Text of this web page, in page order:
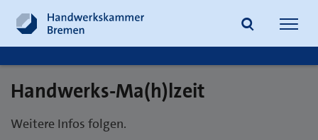
Handwerks-Ma(h)lzeit
Weitere Infos folgen.